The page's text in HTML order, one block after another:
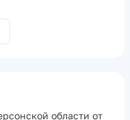
области от